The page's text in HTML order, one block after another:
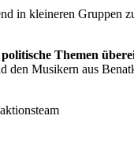
in kleineren
Themen
den Musikern aus